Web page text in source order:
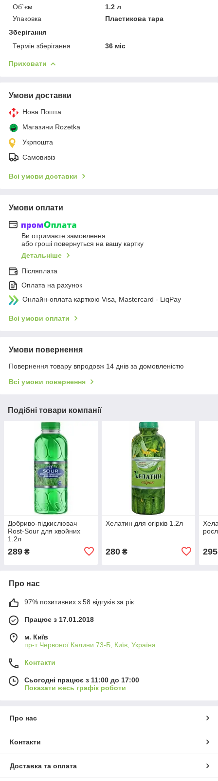
Об`єм
1.2 л
Упаковка
Пластикова тара
Зберігання
Термін зберігання
36 міс
Приховати
Умови доставки
Нова Пошта
Магазини Rozetka
Укрпошта
Самовивіз
Всі умови доставки
Умови оплати
Ви отримаєте замовлення
або гроші повернуться на вашу картку
Детальніше
Післяплата
Оплата на рахунок
Онлайн-оплата карткою Visa, Mastercard - LiqPay
Всі умови оплати
Умови повернення
Повернення товару впродовж 14 днів за домовленістю
Всі умови повернення
Подібні товари компанії
Добриво-підкислювач
Rost-Sour для хвойних
1.2л
289 ₴
Хелатин для огірків 1.2л
280₴ 295
Про нас
97% позитивних з 58 відгуків за рік
Працює з 17.01.2018
м. Київ
пр-т Червоної Калини 73-Б, Київ, Україна
Контакти
Сьогодні працює з 11:00 до 17:00
Показати весь графік роботи
Про нас
Контакти
Доставка та оплата